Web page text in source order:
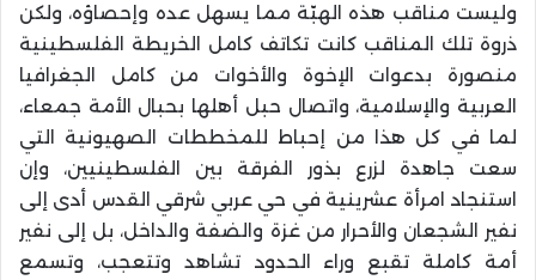
وليست مناقب هذه الهبّة مما يسهل عده وإحصاؤه، ولكن
ذروة تلك المناقب كانت تكاتف كامل الخريطة الفلسطينية
منصورة بدعوات الإخوة والأخوات من كامل الجغرافيا
العربية والإسلامية، واتصال حبل أهلها بحبال الأمة جمعاء،
لما في كل هذا من إحباط للمخططات الصهيونية التي
سعت جاهدة لزرع بذور الفرقة بين الفلسطينيين، وإن
استنجاد امرأة عشرينية في حي عربي شرقي القدس أدى إلى
نفير الشجعان والأحرار من غزة والضفة والداخل، بل إلى نفير
أمة كاملة تقبع وراء الحدود تشاهد وتتعجب، وتسمع